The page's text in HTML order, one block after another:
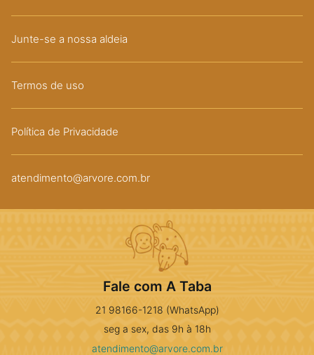
Junte-se a nossa aldeia
Termos de uso
Política de Privacidade
atendimento@arvore.com.br
Fale com A Taba
21 98166-1218 (WhatsApp)
seg a sex, das 9h à 18h
atendimento@arvore.com.br